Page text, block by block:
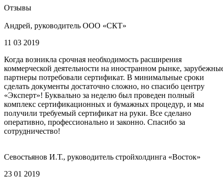
Отзывы
Андрей, руководитель ООО «СКТ»
11 03 2019
Когда возникла срочная необходимость расширения
коммерческой деятельности на иностранном рынке,
партнеры потребовали сертификат. В минимальные сроки
сделать документы достаточно сложно, но спасибо центру
«Эксперт»! Буквально за неделю был проведен полный
комплекс сертификационных и бумажных процедур, и мы
получили требуемый сертификат на руки. Все сделано
оперативно, профессионально и законно. Спасибо за
сотрудничество!
Севостьянов И.Т., руководитель стройхолдинга «Восток»
23 01 2019